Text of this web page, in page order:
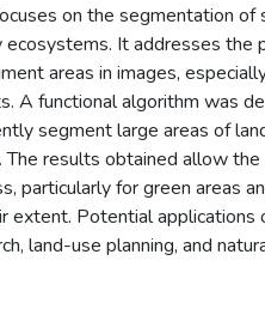
on the segmentation
It addresses the
areas in images,
A functional algorithm was
segment large areas of
The results obtained allow
particularly for green areas
extent. Potential applications
land-use planning, and